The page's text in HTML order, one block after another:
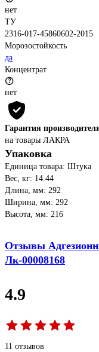
нет
ТУ
2316-017-45860602-2015
Морозостойкость
да
Концентрат
нет
Гарантия
на товары ЛАКРА
Упаковка
Единица товара: Штука
Вес, кг: 14.44
Длина, мм: 292
Ширина, мм: 292
Высота, мм: 216
Отзывы
Лк-00008168
4.9
11 отзывов